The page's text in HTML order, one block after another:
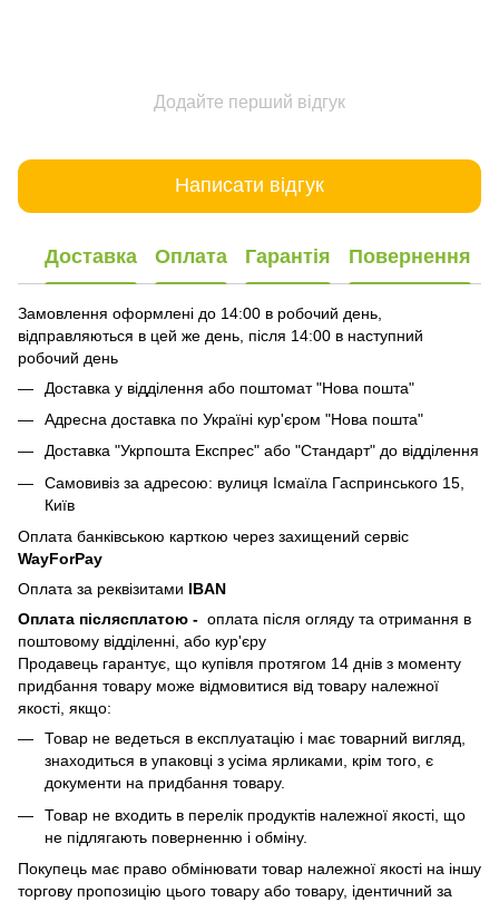
Додайте перший відгук
Написати відгук
Доставка Оплата Гарантія Повернення
Замовлення оформлені до 14:00 в робочий день,
відправляються в цей же день, після 14:00 в наступний
робочий день
Доставка у відділення або поштомат "Нова пошта"
Адресна доставка по Україні кур'єром "Нова пошта"
Доставка "Укрпошта Експрес" або "Стандарт" до відділення
Самовивіз за адресою: вулиця Ісмаїла Гаспринського 15,
Київ
Оплата банківською карткою через захищений сервіс
WayForPay
Оплата за реквізитами IBAN
Оплата післясплатою - оплата після огляду та отримання в
поштовому відділенні, або кур'єру
Продавець гарантує, що купівля протягом 14 днів з моменту
придбання товару може відмовитися від товару належної
якості, якщо:
Товар не ведеться в експлуатацію і має товарний вигляд,
знаходиться в упаковці з усіма ярликами, крім того, є
документи на придбання товару.
Товар не входить в перелік продуктів належної якості, що
не підлягають поверненню і обміну.
Покупець має право обмінювати товар належної якості на іншу
торгову пропозицію цього товару або товару, ідентичний за